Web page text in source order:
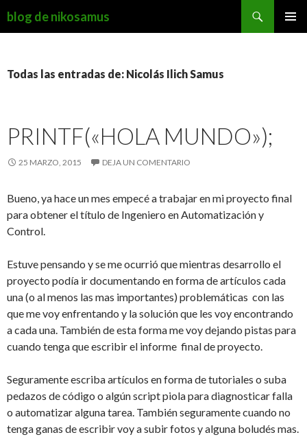
blog de nikosamus
Todas las entradas de: Nicolás Ilich Samus
PRINTF(«HOLA MUNDO»);
25 MARZO, 2015 DEJA UN COMENTARIO
Bueno, ya hace un mes empecé a trabajar en mi proyecto final
para obtener el título de Ingeniero en Automatización y
Control.
Estuve pensando y se me ocurrió que mientras desarrollo el
proyecto podía ir documentando en forma de artículos cada
una (o al menos las mas importantes) problemáticas con las
que me voy enfrentando y la solución que les voy encontrando
a cada una. También de esta forma me voy dejando pistas para
cuando tenga que escribir el informe final de proyecto.
Seguramente escriba artículos en forma de tutoriales o suba
pedazos de código o algún script piola para diagnosticar falla
o automatizar alguna tarea. También seguramente cuando no
tenga ganas de escribir voy a subir fotos y alguna boludés mas.